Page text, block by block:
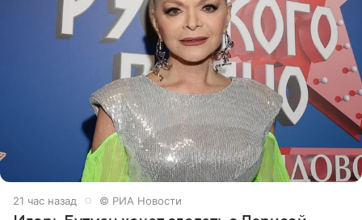
21 час назад © РИА Новости